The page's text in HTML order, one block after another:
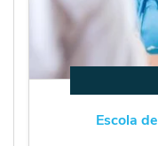
Escola